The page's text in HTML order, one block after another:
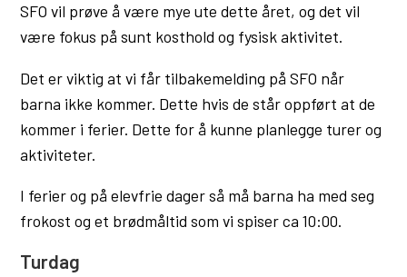
SFO vil prøve å være mye ute dette året, og det vil
være fokus på sunt kosthold og fysisk aktivitet.
Det er viktig at vi får tilbakemelding på SFO når
barna ikke kommer. Dette hvis de står oppført at de
kommer i ferier. Dette for å kunne planlegge turer og
aktiviteter.
I ferier og på elevfrie dager så må barna ha med seg
frokost og et brødmåltid som vi spiser ca 10:00.
Turdag